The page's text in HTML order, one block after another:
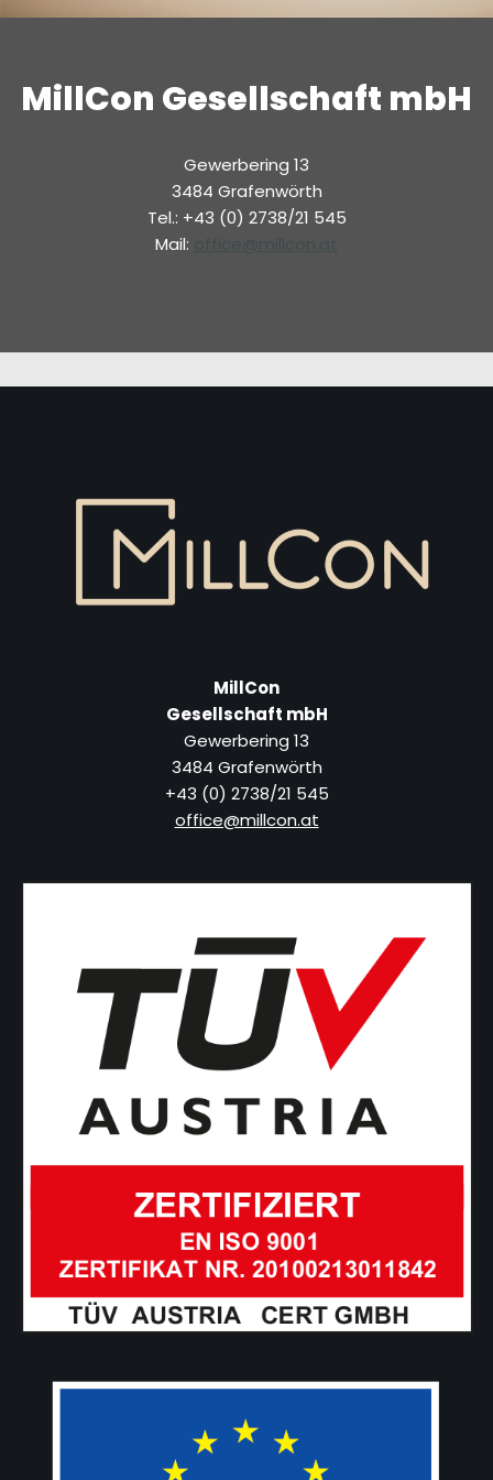
MillCon Gesellschaft mbH
Gewerbering 13
3484 Grafenwörth
Tel.: +43 (0) 2738/21 545
Mail:
MillCon
Gesellschaft mbH
Gewerbering 13
3484 Grafenwörth
+43 (0) 2738/21 545
office@millcon.at